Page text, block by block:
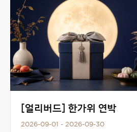
[얼리버드] 한가위 연박
2026-09-01 - 2026-09-30